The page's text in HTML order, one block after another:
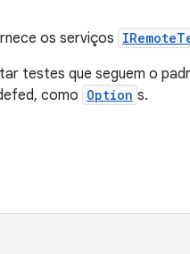
os serviços
testes que seguem o
como Option s.